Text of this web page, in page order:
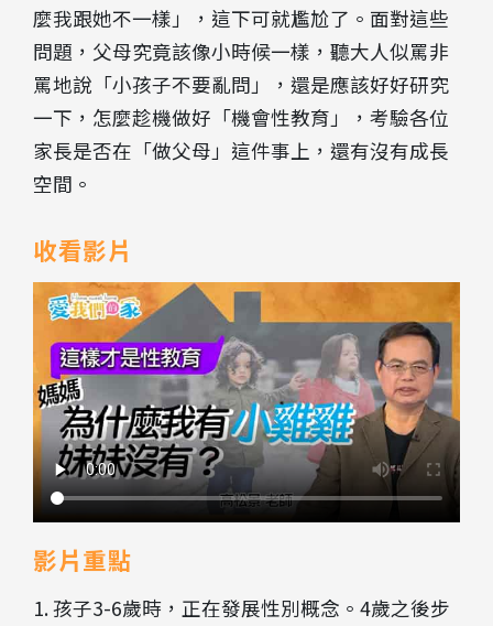
麼我跟她不一樣」，這下可就尷尬了。面對這些
問題，父母究竟該像小時候一樣，聽大人似罵非
罵地說「小孩子不要亂問」，還是應該好好研究
一下，怎麼趁機做好「機會性教育」，考驗各位
家長是否在「做父母」這件事上，還有沒有成長
空間。
收看影片
影片重點
1. 孩子3-6歲時，正在發展性別概念。4歲之後步